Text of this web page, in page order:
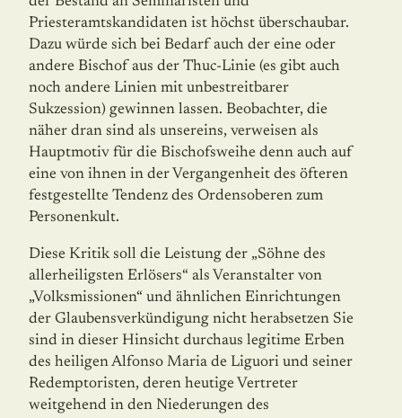
Priesteramtskandidaten ist höchst überschaubar.
Dazu würde sich bei Bedarf auch der eine oder
andere Bischof aus der Thuc-Linie (es gibt auch
noch andere Linien mit unbestreitbarer
Sukzession) gewin­nen lassen. Beobachter, die
näher dran sind als unsereins, verweisen als
Hauptmotiv für die Bischofsweihe denn auch auf
eine von ihnen in der Vergangenheit des öfteren
fest­gestellte Tendenz des Ordensoberen zum
Personenkult.
Diese Kritik soll die Leistung der „Söhne des
allerheiligsten Erlösers“ als Veranstalter von
„Volksmissionen“ und ähnlichen Einrichtungen
der Glaubensverkündigung nicht herab­setzen Sie
sind in dieser Hinsicht durchaus legitime Erben
des heiligen Alfonso Maria de Liguori und seiner
Redemptoristen, deren heutige Vertreter
weitgehend in den Niede­run­gen des